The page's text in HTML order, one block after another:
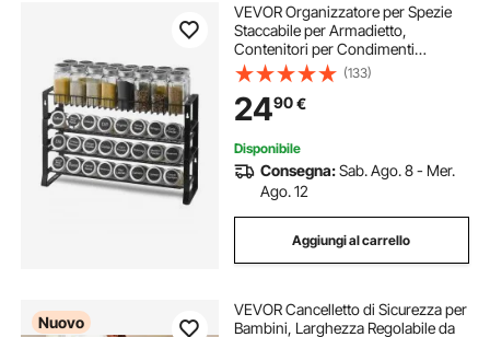
VEVOR Organizzatore per Spezie
Staccabile per Armadietto,
Contenitori per Condimenti
Impilabile a 4 Cravatte, Porta Spezie
per Dispensa da Cucina da Banco o
da Parete, 401x116x271 mm
(133)
2490€
Disponibile
Consegna:Sab. Ago. 8 - Mer.
Ago. 12
Aggiungi al carrello
Nuovo
VEVOR Cancelletto di Sicurezza per
Bambini, Larghezza Regolabile da